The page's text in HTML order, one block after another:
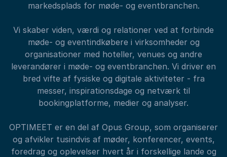
markedsplads for møde- og eventbranchen.
Vi skaber viden, værdi og relationer ved at forbinde
møde- og eventindkøbere i virksomheder og
organisationer med hoteller, venues og andre
leverandører i møde- og eventbranchen. Vi driver en
bred vifte af fysiske og digitale aktiviteter - fra
messer, inspirationsdage og netværk til
bookingplatforme, medier og analyser.
OPTIMEET er en del af Opus Group, som organiserer
og afvikler tusindvis af møder, konferencer, events,
foredrag og oplevelser hvert år i forskellige lande og